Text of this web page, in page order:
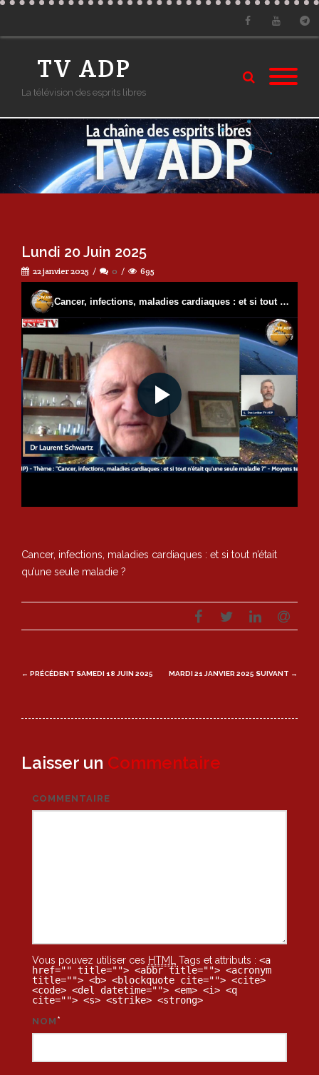
TV ADP
La télévision des esprits libres
Lundi 20 Juin 2025
22 janvier 2025 0 695
Cancer, infections, maladies cardiaques : et si tout n’était
qu’une seule maladie ?
Post
← PRÉCÉDENT SAMEDI 18 JUIN 2025 MARDI 21 JANVIER 2025 SUIVANT →
Laisser un Commentaire
COMMENTAIRE
Vous pouvez utiliser ces HTML Tags et attributs : <a
href="" title=""> <abbr title=""> <acronym
title=""> <b> <blockquote cite=""> <cite>
<code> <del datetime=""> <em> <i> <q
cite=""> <s> <strike> <strong>
NOM *